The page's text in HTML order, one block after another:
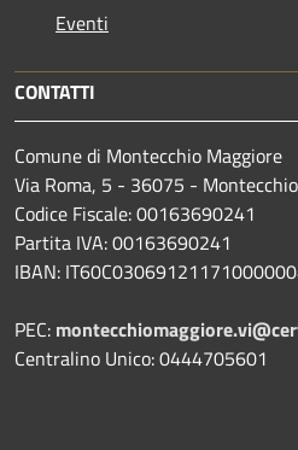
Eventi
CONTATTI
Comune di Montecchio Maggiore
Via Roma, 5 - 36075 -
Codice Fiscale: 00163690241
Partita IVA: 00163690241
IBAN:
PEC:
Centralino Unico: 0444705601